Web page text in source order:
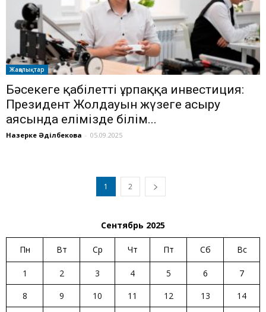
Жаңалықтар
Бәсекеге қабілетті ұрпаққа инвестиция:
Президент Жолдауын жүзеге асыру
аясында елімізде білім...
Назерке Әділбекова - 05.09.2025
1 2
Сентябрь 2025
Пн Вт Ср Чт Пт Сб Вс
1 2 3 4 5 6
7
8
9 10 11 12 13
14